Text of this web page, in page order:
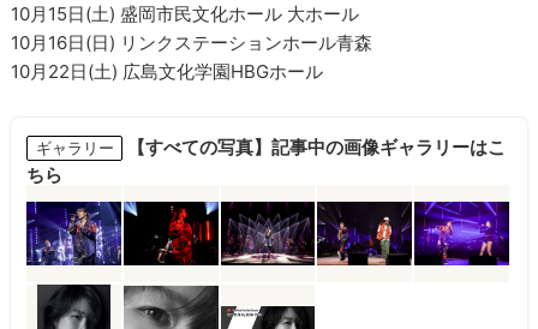
10月15日(土) 盛岡市民文化ホール 大ホール
10月16日(日) リンクステーションホール青森
10月22日(土) 広島文化学園HBGホール
ギャラリー
【すべての写真】記事中の画像ギャラリーはこ
ちら